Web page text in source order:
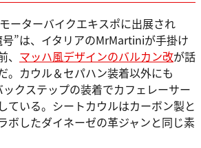
ーターバイクエキスポに出展され
”は、イタリアのMrMartiniが手掛け
マッハ風デザインのバルカン改が話
。カウル＆セパハン装着以外にも
クステップの装着でカフェレーサー
ている。シートカウルはカーボン製と
ボしたダイネーゼの革ジャンと同じ素